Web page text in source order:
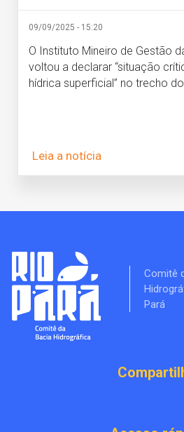
09/09/2025 - 15:20
O Instituto Mineiro de Gestão
voltou a declarar “situação
hídrica superficial” no trecho do
Leia a notícia
Comitê
Pará